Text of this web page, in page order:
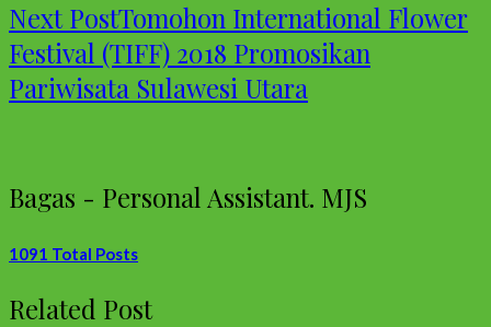
Next PostTomohon International Flower
Festival (TIFF) 2018 Promosikan
Pariwisata Sulawesi Utara
Bagas - Personal Assistant. MJS
1091 Total Posts
Related Post